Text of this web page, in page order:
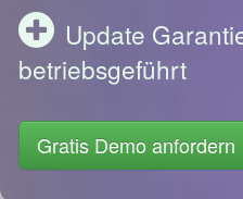
Update
betriebsgeführt
Gratis Demo anfordern